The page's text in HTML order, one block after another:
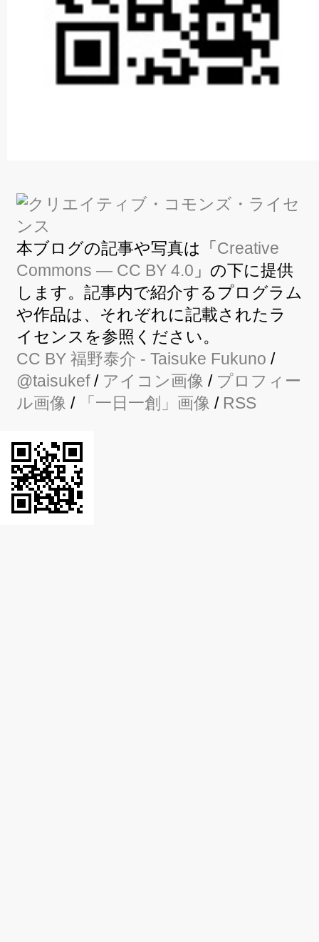
本ブログの記事や写真は「 Creative
Commons — CC BY 4.0 」の下に提供
します。記事内で紹介するプログラム
や作品は、それぞれに記載されたラ
イセンスを参照ください。
CC BY 福野泰介 - Taisuke Fukuno /
@taisukef/ アイコン画像 / プロフィー
ル画像 / 「一日一創」画像 / RSS